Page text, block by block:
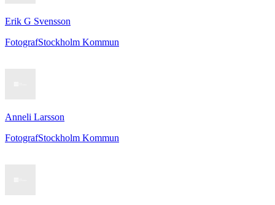
Erik G Svensson
FotografStockholm Kommun
Anneli Larsson
FotografStockholm Kommun